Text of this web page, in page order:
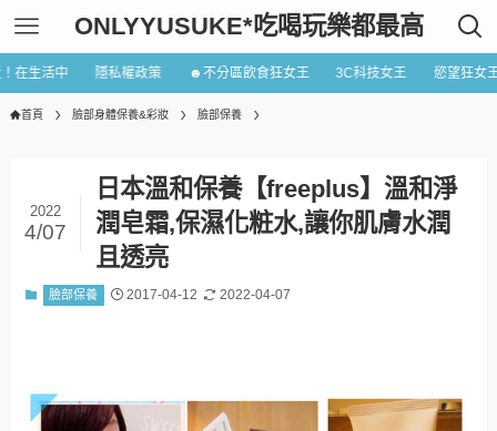
ONLYYUSUKE*吃喝玩樂都最高
在生活中 隱私權政策 ☻不分區飲食狂女王 3C科技女王 慾望狂女
首頁 臉部身體保養&彩妝 臉部保養
日本溫和保養【freeplus】溫和淨
潤皂霜,保濕化粧水,讓你肌膚水潤
且透亮
2022
4/07
臉部保養 2017-04-12 2022-04-07